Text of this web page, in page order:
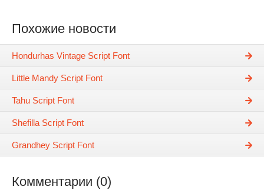
Похожие новости
Hondurhas Vintage Script Font
Little Mandy Script Font
Tahu Script Font
Shefilla Script Font
Grandhey Script Font
Комментарии (0)